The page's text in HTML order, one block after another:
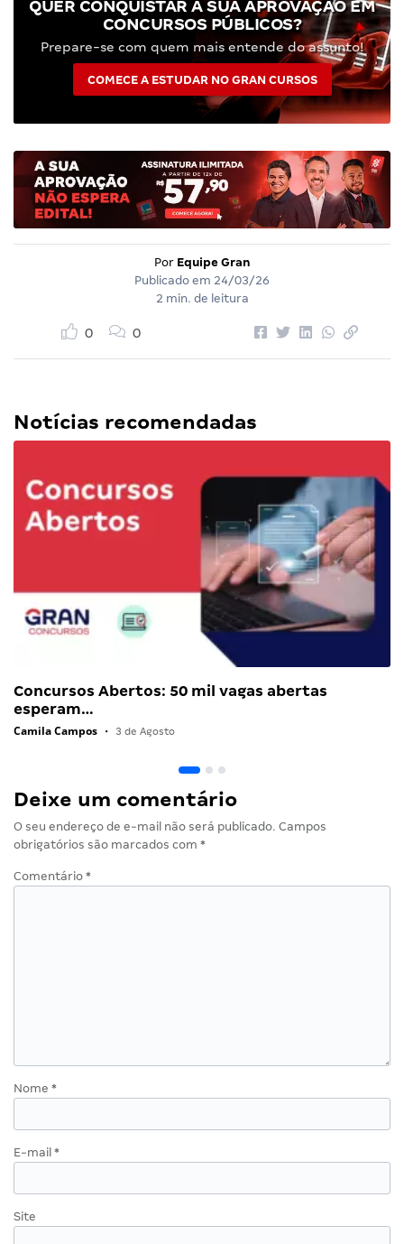
QUER CONQUISTAR A SUA APROVAÇÃO EM
CONCURSOS PÚBLICOS?
Prepare-se com quem mais entende do assunto!
COMECE A ESTUDAR NO GRAN CURSOS
Por Equipe Gran
Publicado em 24/03/26
2 min. de leitura
0 0
Notícias recomendadas
Concursos Abertos: 50 mil vagas abertas
esperam…
Camila Campos • 3 de Agosto
Deixe um comentário
O seu endereço de e-mail não será publicado. Campos
obrigatórios são marcados com *
Comentário *
Nome *
E-mail *
Site